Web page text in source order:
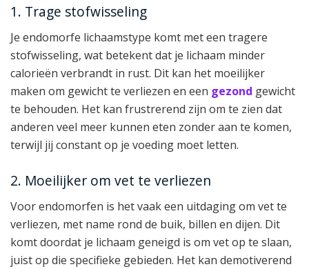
1. Trage stofwisseling
Je endomorfe lichaamstype komt met een tragere
stofwisseling, wat betekent dat je lichaam minder
calorieën verbrandt in rust. Dit kan het moeilijker
maken om gewicht te verliezen en een gezond gewicht
te behouden. Het kan frustrerend zijn om te zien dat
anderen veel meer kunnen eten zonder aan te komen,
terwijl jij constant op je voeding moet letten.
2. Moeilijker om vet te verliezen
Voor endomorfen is het vaak een uitdaging om vet te
verliezen, met name rond de buik, billen en dijen. Dit
komt doordat je lichaam geneigd is om vet op te slaan,
juist op die specifieke gebieden. Het kan demotiverend